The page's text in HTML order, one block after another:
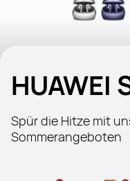
HUAWEI
Spür die Hitze mit
Sommerangeboten